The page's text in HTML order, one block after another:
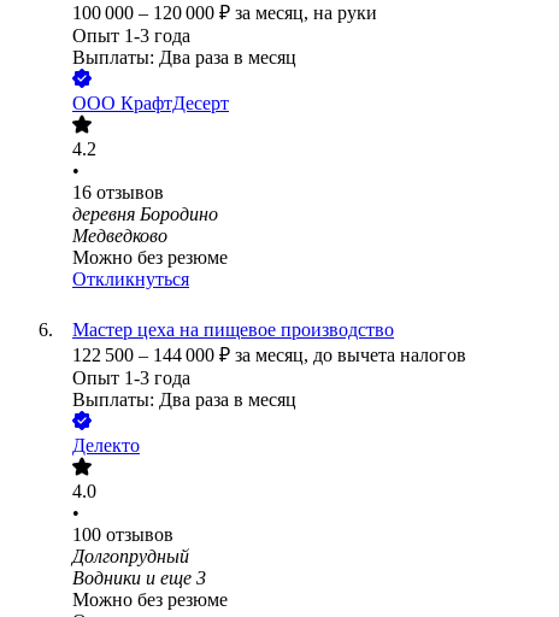
100 000 – 120 000 ₽ за месяц, на руки
Опыт 1-3 года
Выплаты: Два раза в месяц
ООО КрафтДесерт
4.2
•
16 отзывов
деревня Бородино
Медведково
Можно без резюме
Откликнуться
Мастер цеха на пищевое производство
122 500 – 144 000 ₽ за месяц, до вычета налогов
Опыт 1-3 года
Выплаты: Два раза в месяц
Делекто
4.0
•
100 отзывов
Долгопрудный
Водники и еще 3
Можно без резюме